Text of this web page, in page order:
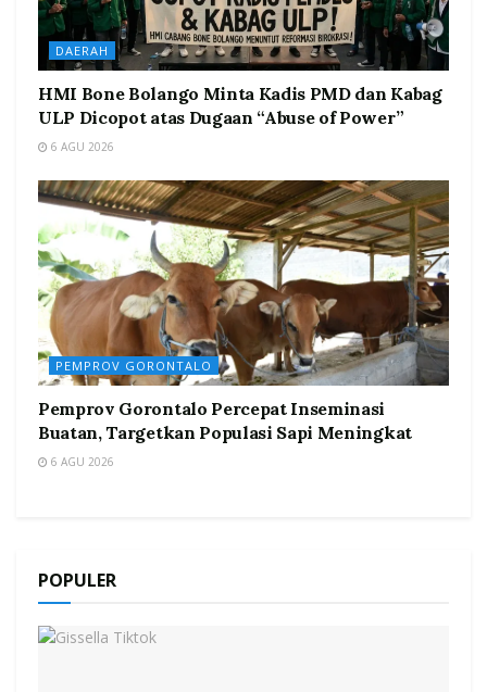
DAERAH
HMI Bone Bolango Minta Kadis PMD dan Kabag
ULP Dicopot atas Dugaan “Abuse of Power”
6 AGU 2026
PEMPROV GORONTALO
Pemprov Gorontalo Percepat Inseminasi
Buatan, Targetkan Populasi Sapi Meningkat
6 AGU 2026
POPULER